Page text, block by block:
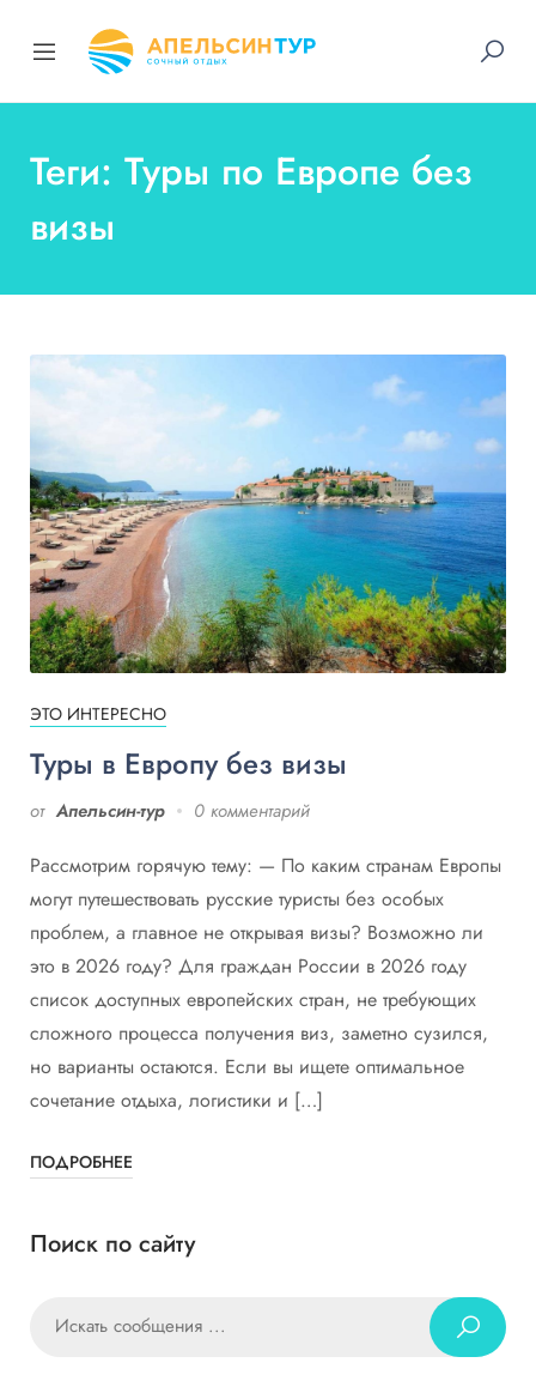
Теги: Туры по Европе без
визы
ЭТО ИНТЕРЕСНО
Туры в Европу без визы
от Апельсин-тур 0 комментарий
Рассмотрим горячую тему: — По каким странам Европы
могут путешествовать русские туристы без особых
проблем, а главное не открывая визы? Возможно ли
это в 2026 году? Для граждан России в 2026 году
список доступных европейских стран, не требующих
сложного процесса получения виз, заметно сузился,
но варианты остаются. Если вы ищете оптимальное
сочетание отдыха, логистики и […]
ПОДРОБНЕЕ
Поиск по сайту